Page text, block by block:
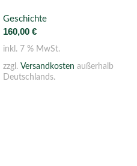
Geschichte
160,00 €
inkl. 7 % MwSt.
zzgl. Versandkosten außerhalb
Deutschlands.